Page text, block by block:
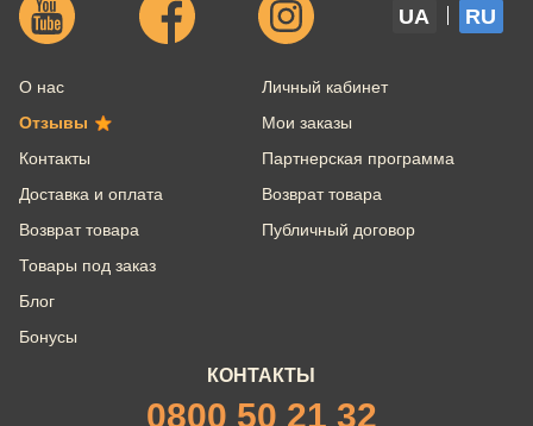
UA RU
О нас
Отзывы
Контакты
Доставка и оплата
Возврат товара
Товары под заказ
Блог
Бонусы
Личный кабинет
Мои заказы
Партнерская программа
Возврат товара
Публичный договор
КОНТАКТЫ
0800 50 21 32